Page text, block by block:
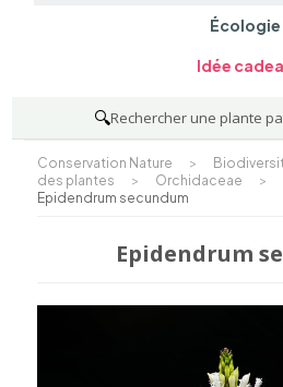
Écologie
Idée
🔍Rechercher une plante
Conservation Nature >
des plantes
> Orchidaceae >
Epidendrum secundum
Epidendrum